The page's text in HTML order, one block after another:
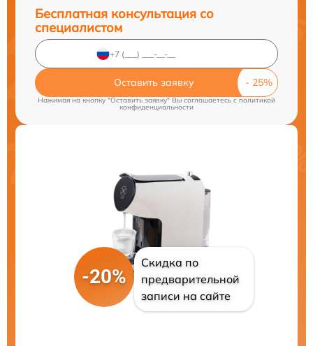
Бесплатная консультация со
специалистом
Оставить заявку
Нажимая на кнопку "Оставить заявку" Вы соглашаетесь cполитикой
конфиденциальности
-20%
Скидка по
предварительной
записи на сайте